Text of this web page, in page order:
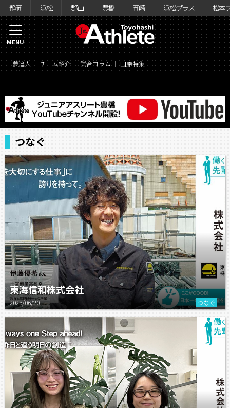
静岡 浜松 郡山 豊橋 岡崎 浜松プラス 松本
夢追人 チーム紹介 試合コラム 田原特集
MENU
つなぐ
東海信和株式会社
2023/06/20 つなぐ